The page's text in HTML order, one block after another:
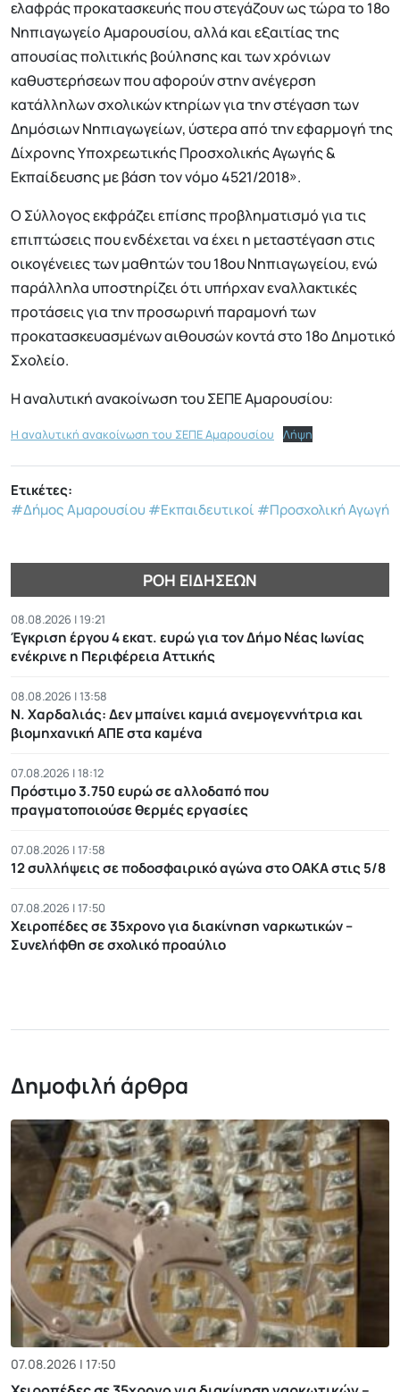
ελαφράς προκατασκευής που στεγάζουν ως τώρα το 18ο
Νηπιαγωγείο Αμαρουσίου, αλλά και εξαιτίας της
απουσίας πολιτικής βούλησης και των χρόνιων
καθυστερήσεων που αφορούν στην ανέγερση
κατάλληλων σχολικών κτηρίων για την στέγαση των
Δημόσιων Νηπιαγωγείων, ύστερα από την εφαρμογή της
Δίχρονης Υποχρεωτικής Προσχολικής Αγωγής &
Εκπαίδευσης με βάση τον νόμο 4521/2018».
Ο Σύλλογος εκφράζει επίσης προβληματισμό για τις
επιπτώσεις που ενδέχεται να έχει η μεταστέγαση στις
οικογένειες των μαθητών του 18ου Νηπιαγωγείου, ενώ
παράλληλα υποστηρίζει ότι υπήρχαν εναλλακτικές
προτάσεις για την προσωρινή παραμονή των
προκατασκευασμένων αιθουσών κοντά στο 18ο Δημοτικό
Σχολείο.
Η αναλυτική ανακοίνωση του ΣΕΠΕ Αμαρουσίου:
Η αναλυτική ανακοίνωση του ΣΕΠΕ Αμαρουσίου Λήψη
Ετικέτες:
#Δήμος Αμαρουσίου #Εκπαιδευτικοί #Προσχολική Αγωγή
ΡΟΉ ΕΙΔΉΣΕΩΝ
08.08.2026 | 19:21
Έγκριση έργου 4 εκατ. ευρώ για τον Δήμο Νέας Ιωνίας
ενέκρινε η Περιφέρεια Αττικής
08.08.2026 | 13:58
Ν. Χαρδαλιάς: Δεν μπαίνει καμιά ανεμογεννήτρια και
βιομηχανική ΑΠΕ στα καμένα
07.08.2026 | 18:12
Πρόστιμο 3.750 ευρώ σε αλλοδαπό που
πραγματοποιούσε θερμές εργασίες
07.08.2026 | 17:58
12 συλλήψεις σε ποδοσφαιρικό αγώνα στο ΟΑΚΑ στις 5/8
07.08.2026 | 17:50
Χειροπέδες σε 35χρονο για διακίνηση ναρκωτικών –
Συνελήφθη σε σχολικό προαύλιο
Δημοφιλή άρθρα
07.08.2026 | 17:50